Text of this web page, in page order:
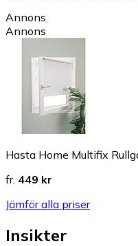
Annons
Annons
Hasta Home Multifix
fr. 449 kr
Jämför alla priser
Insikter